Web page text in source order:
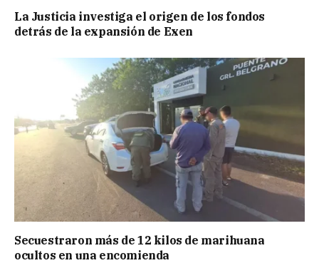
La Justicia investiga el origen de los fondos
detrás de la expansión de Exen
Secuestraron más de 12 kilos de marihuana
ocultos en una encomienda